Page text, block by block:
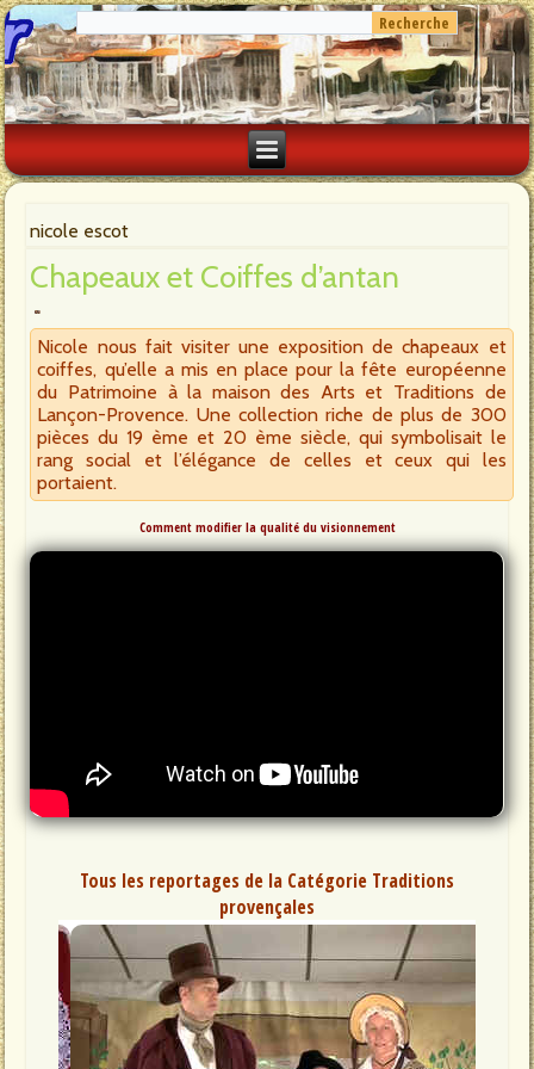
nicole escot
Chapeaux et Coiffes d’antan
Nicole nous fait visiter une exposition de chapeaux et
coiffes, qu’elle a mis en place pour la fête européenne
du Patrimoine à la maison des Arts et Traditions de
Lançon-Provence. Une collection riche de plus de 300
pièces du 19 ème et 20 ème siècle, qui symbolisait le
rang social et l’élégance de celles et ceux qui les
portaient.
Comment modifier la qualité du visionnement
Tous les reportages de la Catégorie Traditions
provençales